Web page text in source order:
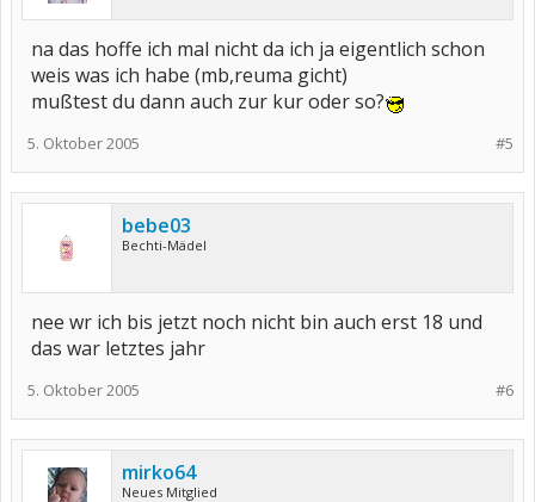
na das hoffe ich mal nicht da ich ja eigentlich schon
weis was ich habe (mb,reuma gicht)
mußtest du dann auch zur kur oder so?
#5
5. Oktober 2005
bebe03
Bechti-Mädel
nee wr ich bis jetzt noch nicht bin auch erst 18 und
das war letztes jahr
#6
5. Oktober 2005
mirko64
Neues Mitglied